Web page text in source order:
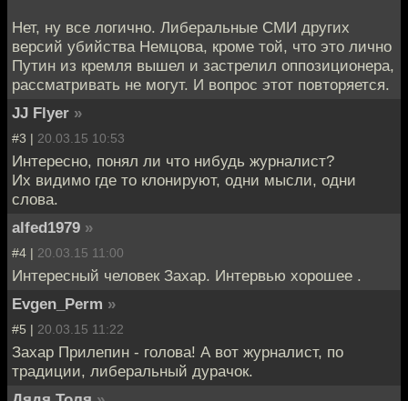
Нет, ну все логично. Либеральные СМИ других
версий убийства Немцова, кроме той, что это лично
Путин из кремля вышел и застрелил оппозиционера,
рассматривать не могут. И вопрос этот повторяется.
JJ Flyer »
#3 | 20.03.15 10:53
Интересно, понял ли что нибудь журналист?
Их видимо где то клонируют, одни мысли, одни
слова.
alfed1979 »
#4 | 20.03.15 11:00
Интересный человек Захар. Интервью хорошее .
Evgen_Perm »
#5 | 20.03.15 11:22
Захар Прилепин - голова! А вот журналист, по
традиции, либеральный дурачок.